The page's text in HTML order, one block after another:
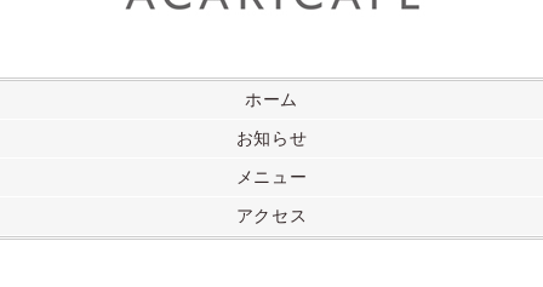
ホーム
お知らせ
メニュー
アクセス